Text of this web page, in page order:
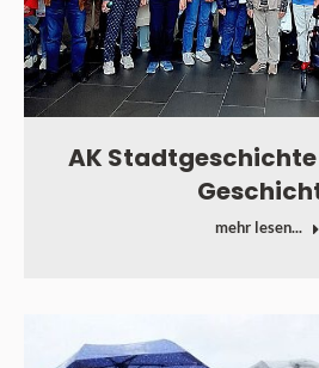
AK Stadtgeschichte
mehr lesen...